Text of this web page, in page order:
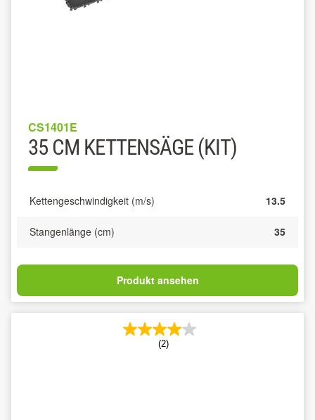
CS1401E
35 CM KETTENSÄGE (KIT)
Kettengeschwindigkeit (m/s) 13.5
Stangenlänge (cm) 35
Produkt ansehen
(2)